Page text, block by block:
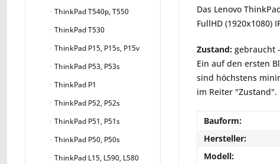
ThinkPad T540p, T550
ThinkPad T530
ThinkPad P15, P15s, P15v
ThinkPad P53, P53s
ThinkPad P1
ThinkPad P52, P52s
ThinkPad P51, P51s
ThinkPad P50, P50s
ThinkPad L15, L590, L580
Das Lenovo
FullHD
Zustand: gebraucht
Ein auf den ersten
sind höchstens
im Reiter "Zustand".
Bauform:
Hersteller:
Modell: